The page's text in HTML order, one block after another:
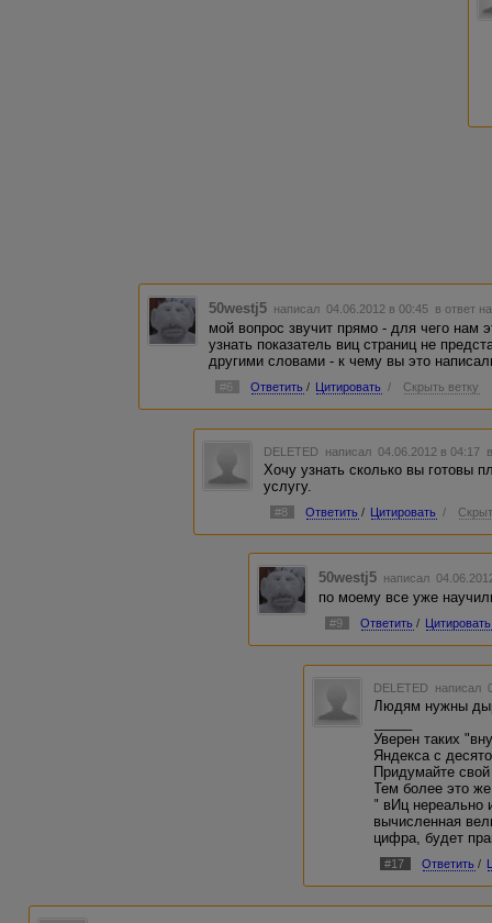
50westj5 написал 04.06.2012 в 00:45 в ответ
мой вопрос звучит прямо - для чего нам
узнать показатель виц страниц не
другими словами - к чему вы это
#6 Ответить / Цитировать / Скрыть ветку
DELETED написал 04.06.2012 в 04:17
Хочу узнать сколько вы готовы
услугу.
#8 Ответить / Цитировать /
50westj5 написал
по моему все уже
#9 Ответить / Цитировать
DELETED написал
Людям нужны
Уверен таких
Яндекса с
Придумайте
Тем более это же
" вИц нереально
вычисленная
цифра, будет
#17 Ответить /